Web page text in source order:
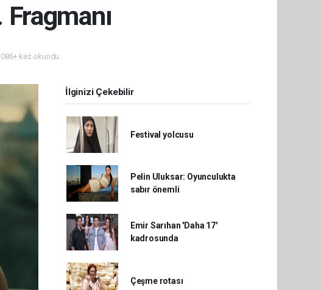
kez okundu.
İlginizi Çekebilir
Festival yolcusu
Pelin Uluksar: Oyunculukta
sabır önemli
Emir Sarıhan 'Daha 17'
kadrosunda
Çeşme rotası